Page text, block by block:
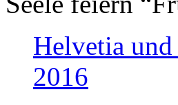
Helvetia
2016